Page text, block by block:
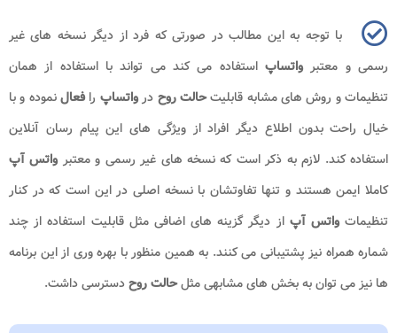
با توجه به این مطالب در صورتی که فرد از دیگر نسخه های غیر
رسمی و معتبر واتساپاستفاده می کند می تواند با استفاده از همان
تنظیمات و روش های مشابه قابلیتحالت روح درواتساپ رافعالنموده و با
خیال راحت بدون اطلاع دیگر افراد از ویژگی های این پیام رسان آنلاین
استفاده کند. لازم به ذکر است که نسخه های غیر رسمی و معتبر واتس آپ
کاملا ایمن هستند و تنها تفاوتشان با نسخه اصلی در این است که در کنار
تنظیماتواتس آپاز دیگر گزینه های اضافی مثل قابلیت استفاده از چند
شماره همراه نیز پشتیبانی می کنند. به همین منظور با بهره وری از این برنامه
ها نیز می توان به بخش های مشابهی مثلحالت روحدسترسی داشت.